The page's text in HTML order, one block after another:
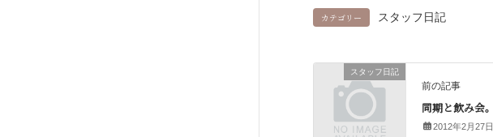
カテゴリー スタッフ日記
スタッフ日記
前の記事
同期と飲み会。
2012年2月27日